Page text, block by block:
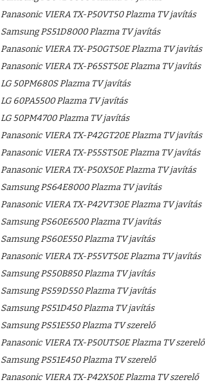
Panasonic VIERA TX-P50VT50 Plazma TV javítás
Samsung PS51D8000 Plazma TV javítás
Panasonic VIERA TX-P50GT50E Plazma TV javítás
Panasonic VIERA TX-P65ST50E Plazma TV javítás
LG 50PM680S Plazma TV javítás
LG 60PA5500 Plazma TV javítás
LG 50PM4700 Plazma TV javítás
Panasonic VIERA TX-P42GT20E Plazma TV javítás
Panasonic VIERA TX-P55ST50E Plazma TV javítás
Panasonic VIERA TX-P50X50E Plazma TV javítás
Samsung PS64E8000 Plazma TV javítás
Panasonic VIERA TX-P42VT30E Plazma TV javítás
Samsung PS60E6500 Plazma TV javítás
Samsung PS60E550 Plazma TV javítás
Panasonic VIERA TX-P55VT50E Plazma TV javítás
Samsung PS50B850 Plazma TV javítás
Samsung PS59D550 Plazma TV javítás
Samsung PS51D450 Plazma TV javítás
Samsung PS51E550 Plazma TV szerelő
Panasonic VIERA TX-P50UT50E Plazma TV szerelő
Samsung PS51E450 Plazma TV szerelő
Panasonic VIERA TX-P42X50E Plazma TV szerelő